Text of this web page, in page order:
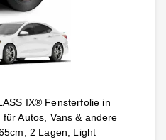
IX® Fensterfolie in
Autos, Vans & andere
2 Lagen, Light